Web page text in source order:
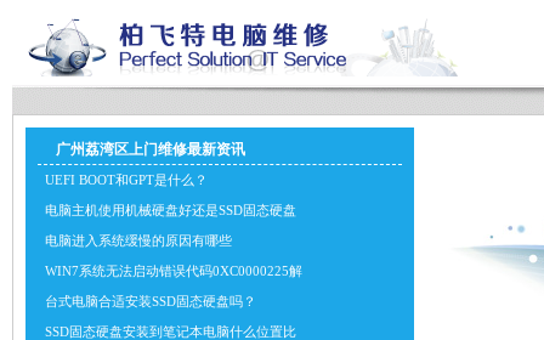
广州荔湾区上门维修最新资讯
UEFI BOOT和GPT是什么？
电脑主机使用机械硬盘好还是SSD固态硬盘
电脑进入系统缓慢的原因有哪些
WIN7系统无法启动错误代码0XC0000225解
台式电脑合适安装SSD固态硬盘吗？
SSD固态硬盘安装到笔记本电脑什么位置比